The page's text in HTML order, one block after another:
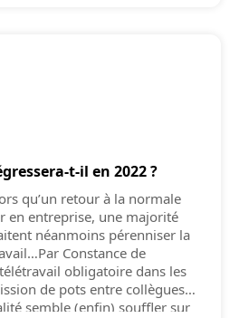
t-il en 2022 ?
qu’un retour à la normale
en entreprise, une majorité
néanmoins pérenniser la
Constance de
obligatoire dans les
de pots entre collègues….
semble (enfin) souffler sur